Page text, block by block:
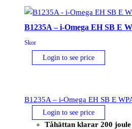
FO
mängd
B1235A – i-Omega EH SB E
Skor
Login to see price
B1235A – i-Omega EH SB E
Login to see price
Tåhättan klarar 200 joule